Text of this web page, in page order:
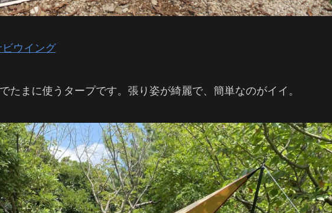
ウイング
たまに使うタープです。張り姿が綺麗で、簡単なのがイイ。